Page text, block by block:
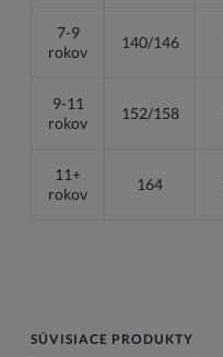
7-9
rokov
140/146
9-11
rokov
152/158
11+
rokov
164
SÚVISIACE PRODUKTY